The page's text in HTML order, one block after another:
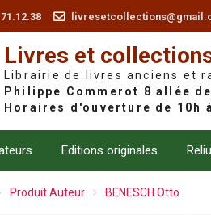
Livres et
Librairie de livres anciens et
Editions originales
Produit Auteur BENESCH Otto